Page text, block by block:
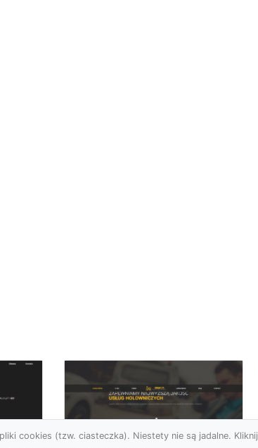
cookies (tzw. ciasteczka). Niestety nie są jadalne. Kliknij